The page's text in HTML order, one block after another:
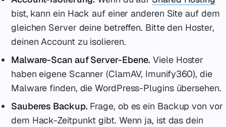
bist, kann ein Hack auf einer anderen Site auf dem
gleichen Server deine betreffen. Bitte den Hoster,
deinen Account zu isolieren.
Malware-Scan auf Server-Ebene. Viele Hoster
haben eigene Scanner (ClamAV, Imunify360), die
Malware finden, die WordPress-Plugins übersehen.
Sauberes Backup. Frage, ob es ein Backup von vor
dem Hack-Zeitpunkt gibt. Wenn ja, ist das dein